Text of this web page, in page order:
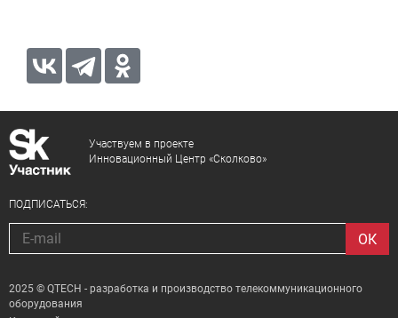
Участвуем в проекте
Инновационный Центр «Сколково»
ПОДПИСАТЬСЯ:
2025 © QTECH - разработка и производство телекоммуникационного
оборудования